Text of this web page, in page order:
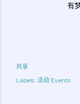
有
共享
Labels: 活动 Events